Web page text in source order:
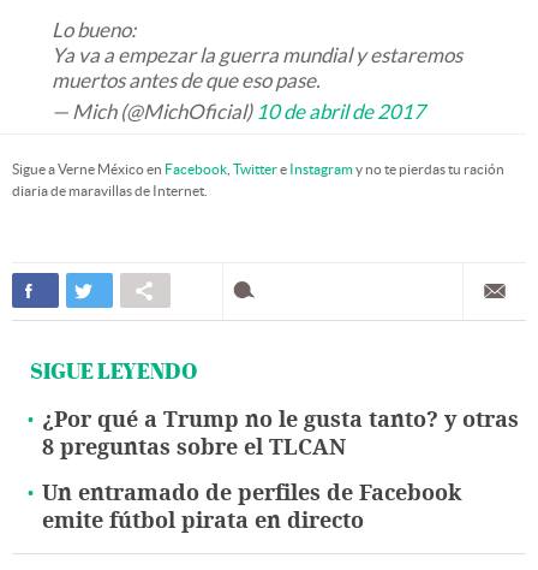
Lo bueno:
Ya va a empezar la guerra mundial y estaremos
muertos antes de que eso pase.
— Mich (@MichOficial) 10 de abril de 2017
Sigue a Verne México en Facebook Twittere Instagramy no te pierdas tu ración
diaria de maravillas de Internet.
SIGUE LEYENDO
¿Por qué a Trump no le gusta tanto? y otras
8 preguntas sobre el TLCAN
Un entramado de perfiles de Facebook
emite fútbol pirata en directo